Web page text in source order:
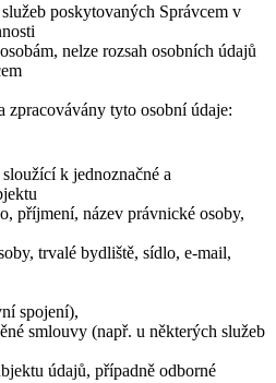
poskytovaných Správcem v
nelze rozsah osobních údajů
zpracovávány tyto osobní údaje:
k jednoznačné a
příjmení, název právnické osoby,
trvalé bydliště, sídlo, e-mail,
spojení),
smlouvy (např. u některých služeb
údajů, případně odborné